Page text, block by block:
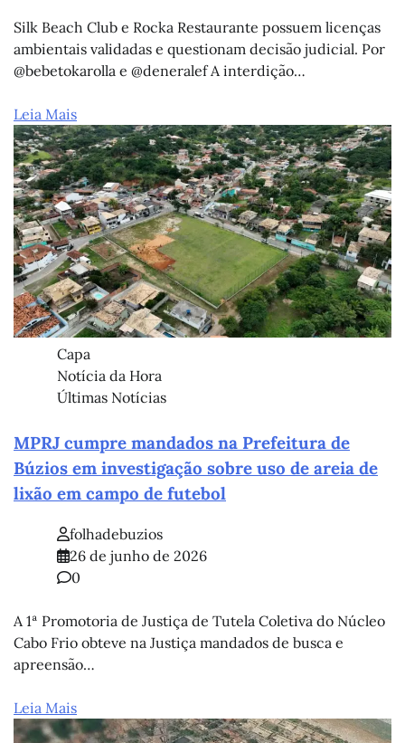
Silk Beach Club e Rocka Restaurante possuem licenças
ambientais validadas e questionam decisão judicial. Por
@bebetokarolla e @deneralef A interdição…
Leia Mais
Capa
Notícia da Hora
Últimas Notícias
MPRJ cumpre mandados na Prefeitura de
Búzios em investigação sobre uso de areia de
lixão em campo de futebol
folhadebuzios
26 de junho de 2026
0
A 1ª Promotoria de Justiça de Tutela Coletiva do Núcleo
Cabo Frio obteve na Justiça mandados de busca e
apreensão…
Leia Mais